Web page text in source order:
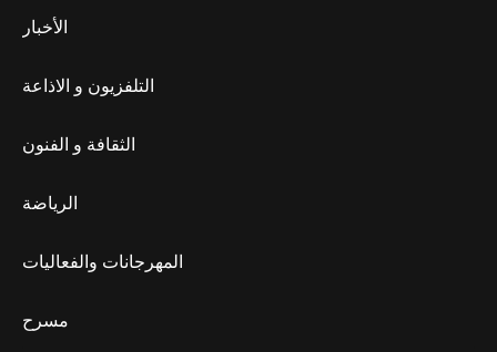
الأخبار
التلفزيون و الاذاعة
الثقافة و الفنون
الرياضة
المهرجانات والفعاليات
مسرح